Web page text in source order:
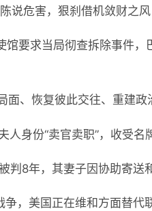
说危害，狠刹借机敛财之
要求当局彻查拆除事件，
面、恢复彼此交往、重建政
身份“卖官卖职”，收受名
判8年，其妻子因协助寄送
，美国正在维和方面替代